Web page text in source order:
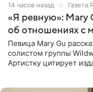
14 часов назад
«Я ревную»: Mary
об отношениях с
Певица Mary Gu
солистом группы
Артистку цитирует